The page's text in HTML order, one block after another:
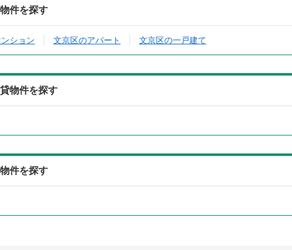
件を探す
ション 文京区のアパート 文京区の一戸建て
物件を探す
件を探す